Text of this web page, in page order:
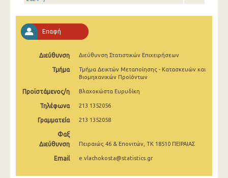
Μαΐου 2025
Απριλίου 2025
Μαρτίου 2025
Φεβρουαρίου 2025
Ιανουαρίου 2025
Δεκεμβρίου 2024
Οκτωβρίου 2024
Επαφή
Διεύθυνση Διεύθυνση Στατιστικών Επιχειρήσεων
Τμήμα
Τμήμα Δεικτών Μεταποίησης - Κατασκευών και
Βιομηχανικών Προϊόντων
Προϊστάμενος/η Βλαχοκώστα Ευρυδίκη
Τηλέφωνα 213 1352056
Γραμματεία 213 1352058
Φαξ
Διεύθυνση
Πειραιώς 46 & Επονιτών, ΤΚ 18510 ΠΕΙΡΑΙΑΣ
Email e.vlachokosta@statistics.gr